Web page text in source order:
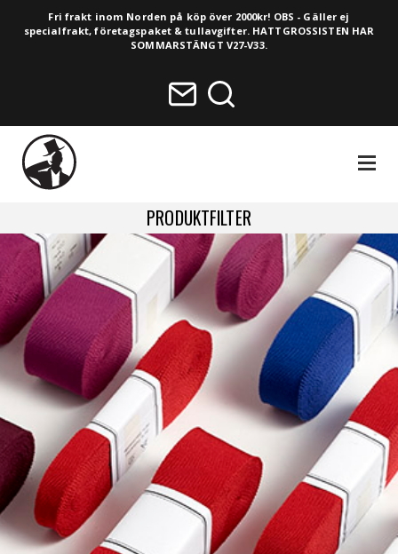
Fri frakt inom Norden på köp över 2000kr! OBS - Gäller ej
specialfrakt, företagspaket & tullavgifter. HATTGROSSISTEN HAR
SOMMARSTÄNGT V27-V33.
PRODUKTFILTER
HELA SORTIMENTET
NYHETER
VINTAGE
LIMITERADE
UTGÅENDE